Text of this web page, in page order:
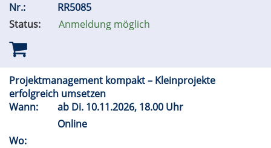
Nr.:
RR5085
Status:
Anmeldung möglich
Projektmanagement kompakt – Kleinprojekte
erfolgreich umsetzen
Wann:
ab Di. 10.11.2026, 18.00 Uhr
Online
Wo: